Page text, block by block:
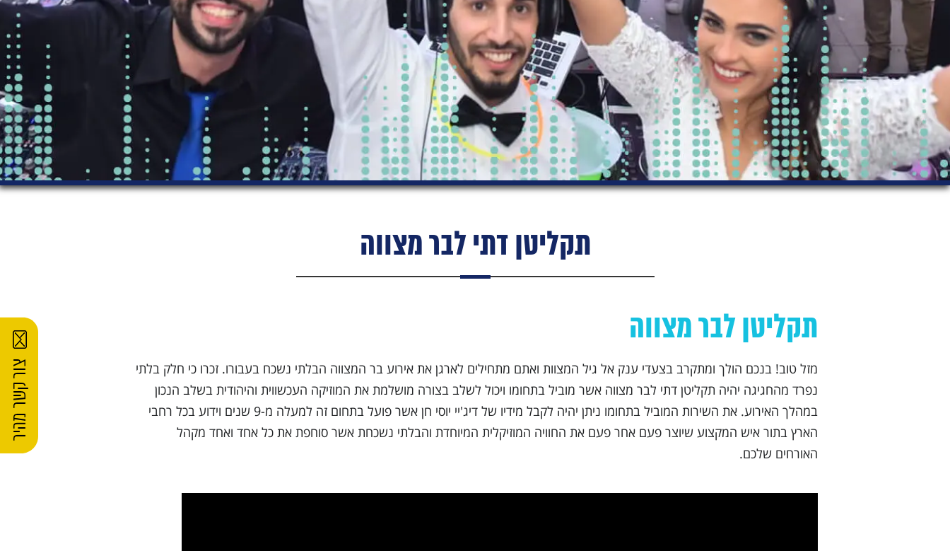
8. תקליטן דתי – בעל נוכחות וכריזמה
תקליטן דתי לבר מצווה
תקליטן לבר מצווה
מזל טוב! בנכם הולך ומתקרב בצעדי ענק אל גיל המצוות ואתם מתחילים לארגן את אירוע בר המצווה הבלתי נשכח בעבורו. זכרו כי חלק בלתי
נפרד מהחגיגה יהיה תקליטן דתי לבר מצווה אשר מוביל בתחומו ויכול לשלב בצורה מושלמת את המוזיקה העכשווית והיהודית בשלב הנכון
במהלך האירוע. את השירות המוביל בתחומו ניתן יהיה לקבל מידיו של דיג'יי יוסי חן אשר פועל בתחום זה למעלה מ-9 שנים וידוע בכל רחבי
הארץ בתור איש המקצוע שיוצר פעם אחר פעם את החוויה המוזיקלית המיוחדת והבלתי נשכחת אשר סוחפת את כל אחד ואחד מקהל
האורחים שלכם.